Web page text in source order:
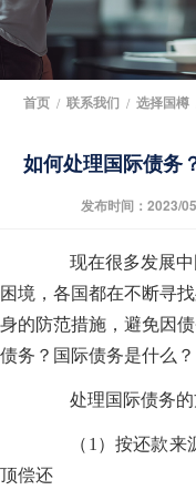
首页 / 联系我们 / 选择国樽
如何处理国际债务
发布时间：2023/
现在很多发展中
困境，各国都在不断寻
身的防范措施，避免因
债务？国际债务是什么？
处理国际债务的
（1）按还款来源
顶偿还